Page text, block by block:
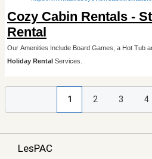
1 2 3 4
LesPAC